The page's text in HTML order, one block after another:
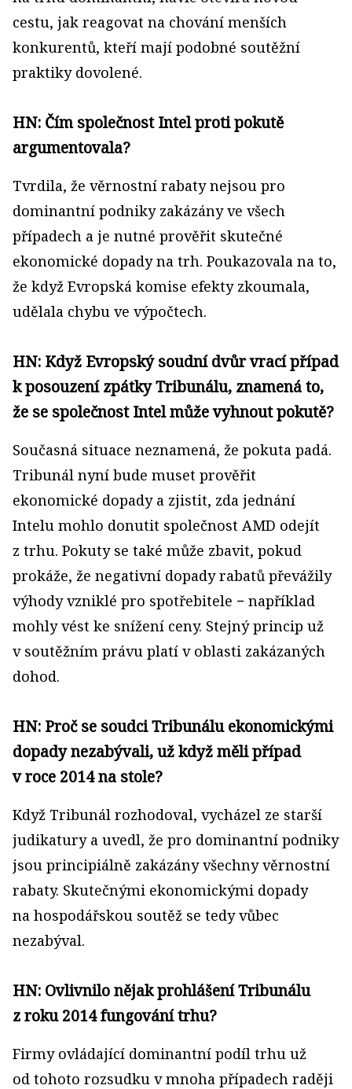
cestu, jak reagovat na chování menších
konkurentů, kteří mají podobné soutěžní
praktiky dovolené.
HN: Čím společnost Intel proti pokutě
argumentovala?
Tvrdila, že věrnostní rabaty nejsou pro
dominantní podniky zakázány ve všech
případech a je nutné prověřit skutečné
ekonomické dopady na trh. Poukazovala na to,
že když Evropská komise efekty zkoumala,
udělala chybu ve výpočtech.
HN: Když Evropský soudní dvůr vrací případ
k posouzení zpátky Tribunálu, znamená to,
že se společnost Intel může vyhnout pokutě?
Současná situace neznamená, že pokuta padá.
Tribunál nyní bude muset prověřit
ekonomické dopady a zjistit, zda jednání
Intelu mohlo donutit společnost AMD odejít
z trhu. Pokuty se také může zbavit, pokud
prokáže, že negativní dopady rabatů převážily
výhody vzniklé pro spotřebitele − například
mohly vést ke snížení ceny. Stejný princip už
v soutěžním právu platí v oblasti zakázaných
dohod.
HN: Proč se soudci Tribunálu ekonomickými
dopady nezabývali, už když měli případ
v roce 2014 na stole?
Když Tribunál rozhodoval, vycházel ze starší
judikatury a uvedl, že pro dominantní podniky
jsou principiálně zakázány všechny věrnostní
rabaty. Skutečnými ekonomickými dopady
na hospodářskou soutěž se tedy vůbec
nezabýval.
HN: Ovlivnilo nějak prohlášení Tribunálu
z roku 2014 fungování trhu?
Firmy ovládající dominantní podíl trhu už
od tohoto rozsudku v mnoha případech raději